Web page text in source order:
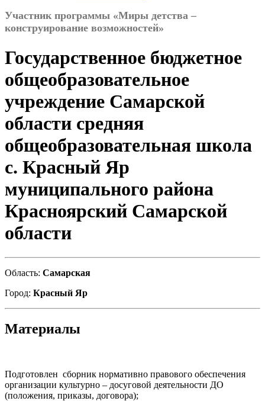
Участник программы «Миры детства –
конструирование возможностей»
Государственное бюджетное
общеобразовательное
учреждение Самарской
области средняя
общеобразовательная школа
с. Красный Яр
муниципального района
Красноярский Самарской
области
Область: Самарская
Город: Красный Яр
Материалы
Подготовлен сборник нормативно правового обеспечения
организации культурно – досуговой деятельности ДО
(положения, приказы, договора);